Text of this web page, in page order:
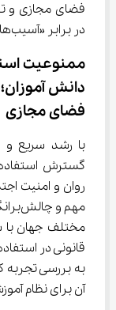
در برابر «آسیب‌های پلتفرمی» مصون بمانند.
دانش‌
فضای مجازی
روان و امنیت
مهم
به بررسی تجربه
آن برای نظام